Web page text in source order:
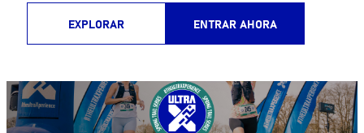
EXPLORAR ENTRAR AHORA